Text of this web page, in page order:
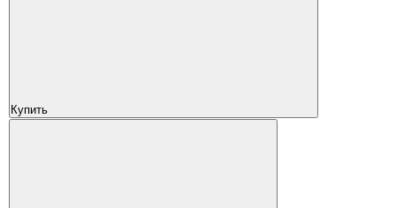
Купить